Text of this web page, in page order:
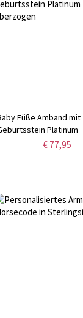
Füße Amband mit
Platinum
€ 77,95